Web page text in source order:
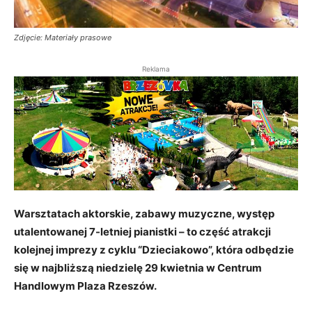
Zdjęcie: Materiały prasowe
Reklama
Warsztatach aktorskie, zabawy muzyczne, występ
utalentowanej 7-letniej pianistki – to część atrakcji
kolejnej imprezy z cyklu “Dzieciakowo”, która odbędzie
się w najbliższą niedzielę 29 kwietnia w Centrum
Handlowym Plaza Rzeszów.